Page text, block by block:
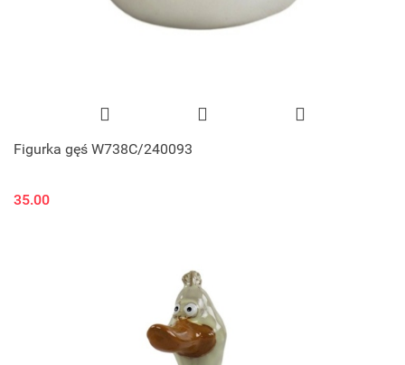
Figurka gęś W738C/240093
35.00